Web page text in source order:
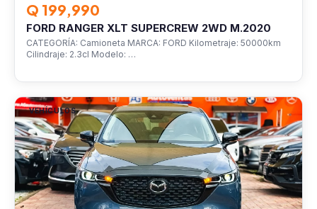
Q 199,990
FORD RANGER XLT SUPERCREW 2WD M.2020
CATEGORÍA: Camioneta MARCA: FORD Kilometraje: 50000km
Cilindraje: 2.3cl Modelo: …
VEHÍCULOS